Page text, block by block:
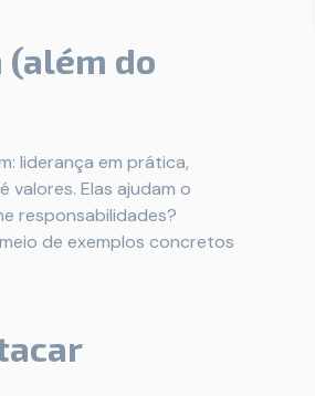
do
liderança em prática,
Elas ajudam o
responsabilidades?
de exemplos concretos